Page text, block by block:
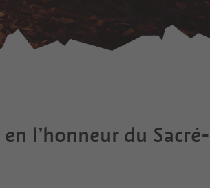
l’honneur du